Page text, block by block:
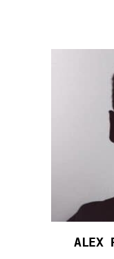
ALEX